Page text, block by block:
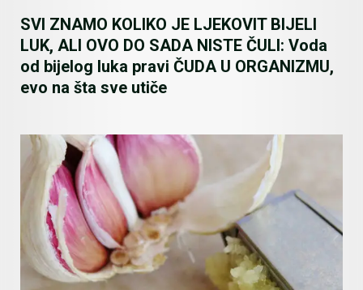
SVI ZNAMO KOLIKO JE LJEKOVIT BIJELI
LUK, ALI OVO DO SADA NISTE ČULI: Voda
od bijelog luka pravi ČUDA U ORGANIZMU,
evo na šta sve utiče